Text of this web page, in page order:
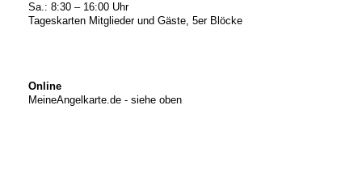
Sa.: 8:30 – 16:00 Uhr
Tageskarten Mitglieder und Gäste, 5er Blöcke
Online
MeineAngelkarte.de - siehe oben